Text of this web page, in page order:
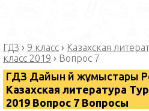
ГДЗ › 9 класс › Казахская
класс 2019 › Вопрос 7
ГДЗ Дайын үй жұмыстары
Казахская литература
2019 Вопрос 7 Вопросы